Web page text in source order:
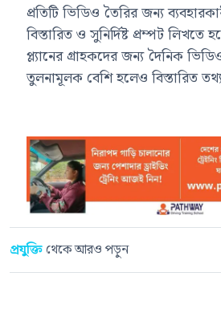
প্রতিটি ভিডিও তৈরির জন্য
বিস্তারিত ও সুনির্দিষ্ট প্রম্পট
প্ল্যানের গ্রাহকদের জন্য দৈনিক
তুলনামূলক বেশি হলেও বিস্তারিত
প্রযুক্তি থেকে আরও পড়ুন